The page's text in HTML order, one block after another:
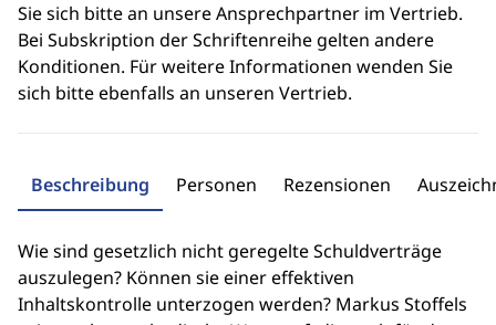
Sie sich bitte an unsere Ansprechpartner im Vertrieb.
Bei Subskription der Schriftenreihe gelten andere
Konditionen. Für weitere Informationen wenden Sie
sich bitte ebenfalls an unseren Vertrieb.
Beschreibung Personen Rezensionen
Wie sind gesetzlich nicht geregelte Schuldverträge
auszulegen? Können sie einer effektiven
Inhaltskontrolle unterzogen werden? Markus Stoffels